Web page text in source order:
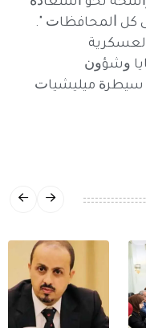
ﻛﻞ ﺍﻟﻤﺤﺎﻓﻈﺎﺕ ".
ﻭﺷﺆﻭﻥ
ﺳﻴﻄﺮﺓ ﻣﻴﻠﻴﺸﻴﺎﺕ